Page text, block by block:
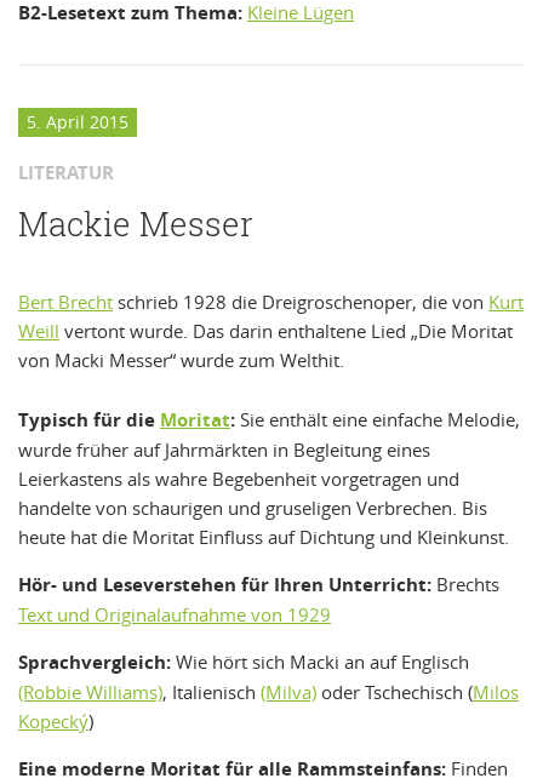
B2-Lesetext zum Thema: Kleine Lügen
5. April 2015
LITERATUR
Mackie Messer
Bert Brecht schrieb 1928 die Dreigroschenoper, die von Kurt
Weill vertont wurde. Das darin enthaltene Lied „Die Moritat
von Macki Messer“ wurde zum Welthit.
Typisch für die Moritat: Sie enthält eine einfache Melodie,
wurde früher auf Jahrmärkten in Begleitung eines
Leierkastens als wahre Begebenheit vorgetragen und
handelte von schaurigen und gruseligen Verbrechen. Bis
heute hat die Moritat Einfluss auf Dichtung und Kleinkunst.
Hör- und Leseverstehen für Ihren Unterricht: Brechts
Text und Originalaufnahme von 1929
Sprachvergleich: Wie hört sich Macki an auf Englisch
(Robbie Williams), Italienisch (Milva) oder Tschechisch (Milos
Kopecký)
Eine moderne Moritat für alle Rammsteinfans: Finden